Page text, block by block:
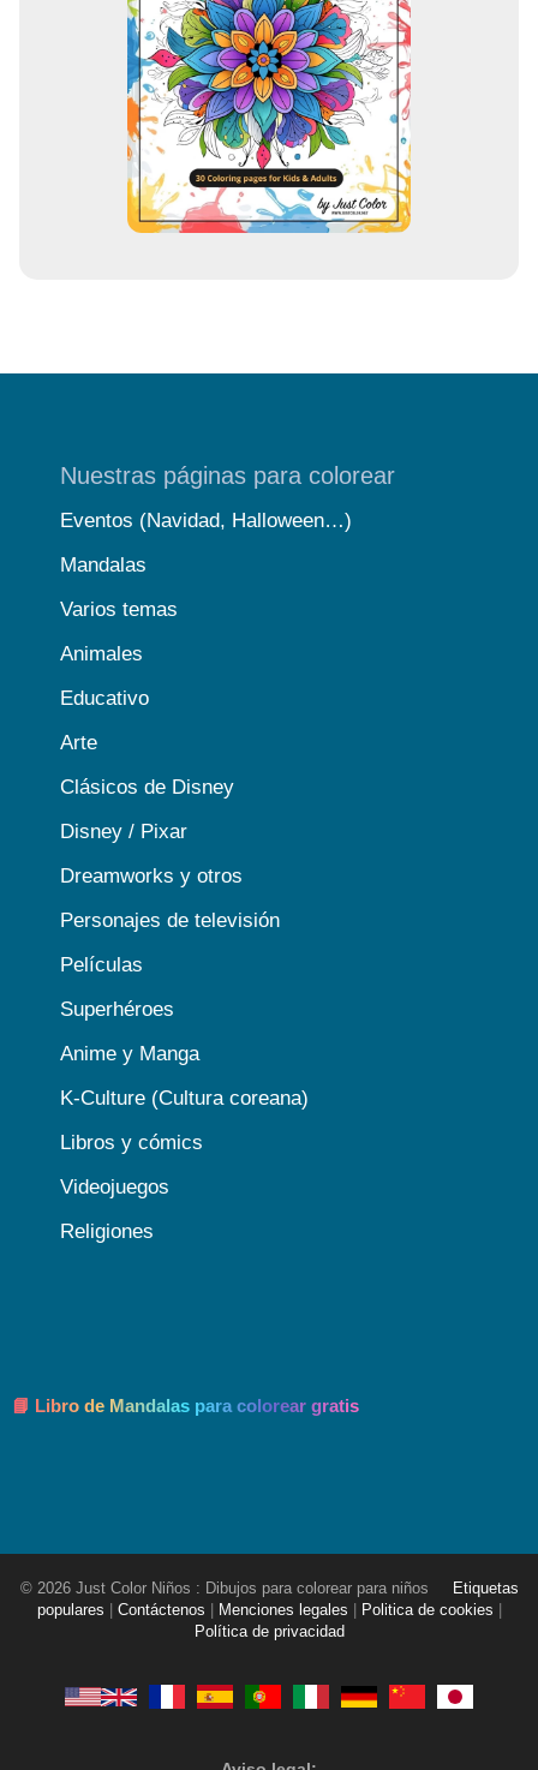
Nuestras páginas para colorear
Eventos (Navidad, Halloween…)
Mandalas
Varios temas
Animales
Educativo
Arte
Clásicos de Disney
Disney / Pixar
Dreamworks y otros
Personajes de televisión
Películas
Superhéroes
Anime y Manga
K-Culture (Cultura coreana)
Libros y cómics
Videojuegos
Religiones
📘 Libro de Mandalas para colorear gratis
© 2026 Just Color Niños : Dibujos para colorear para niños
Etiquetas
populares
Contáctenos Menciones legales Politica de cookies
Política de privacidad